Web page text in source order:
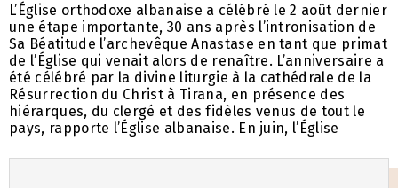
L’Église orthodoxe albanaise a célébré le 2 août dernier
une étape importante, 30 ans après l’intronisation de
Sa Béatitude l’archevêque Anastase en tant que primat
de l’Église qui venait alors de renaître. L’anniversaire a
été célébré par la divine liturgie à la cathédrale de la
Résurrection du Christ à Tirana, en présence des
hiérarques, du clergé et des fidèles venus de tout le
pays, rapporte l’Église albanaise. En juin, l’Église